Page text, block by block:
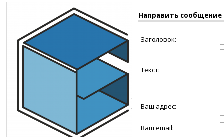
Направить
Заголовок:
Текст:
Ваш адрес:
Ваш email: